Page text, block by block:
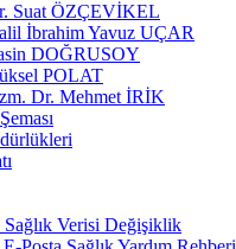
Suat ÖZÇEVİKEL
İbrahim Yavuz UÇAR
DOĞRUSOY
POLAT
Dr. Mehmet İRİK
Sağlık Verisi Değişiklik